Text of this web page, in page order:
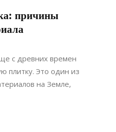
причины
с древних времен
плитку. Это один из
на Земле,